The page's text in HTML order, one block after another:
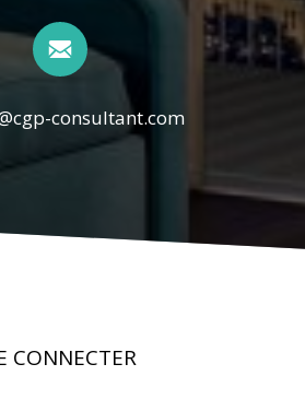
consultant.com
CONNECTER